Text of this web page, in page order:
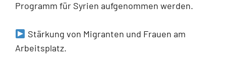
Programm für Syrien aufgenommen werden.
Stärkung von Migranten und Frauen am
Arbeitsplatz.